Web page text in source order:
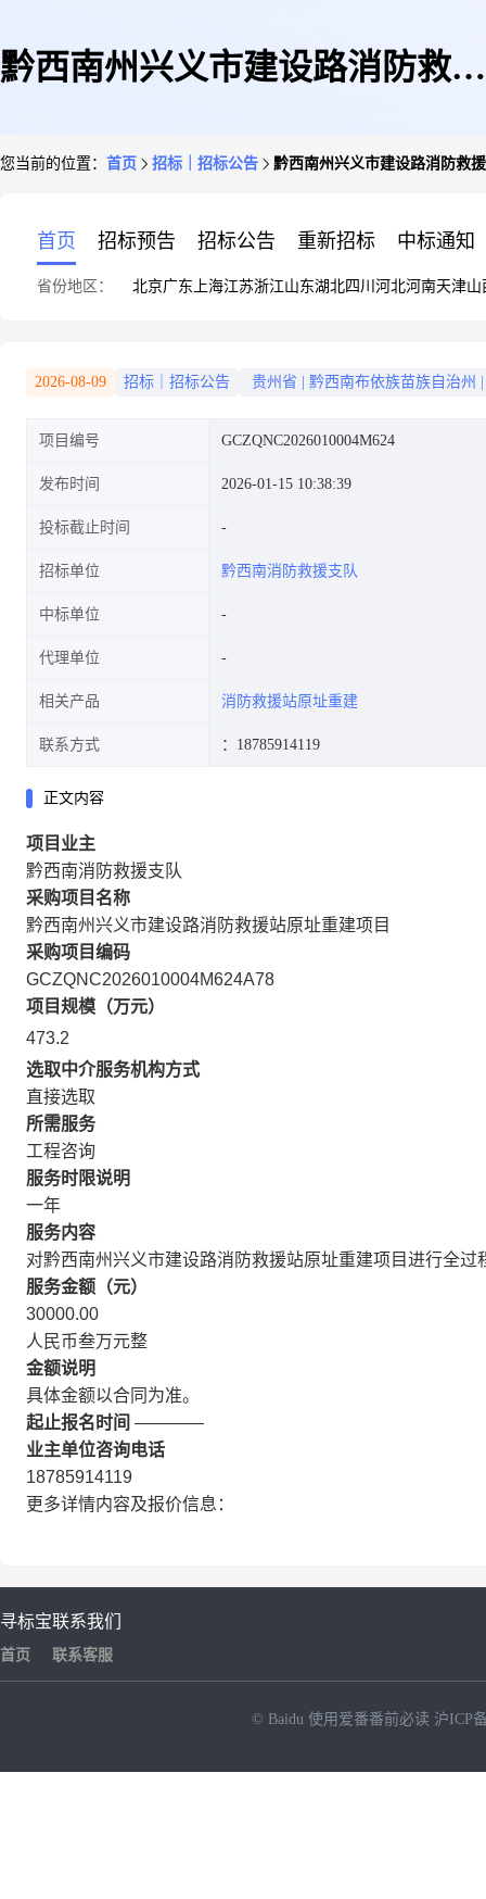
黔西南州兴义市建设路消防救援
您当前的位置： 首页 招标｜招标公告 黔西南州兴义市建设路消防救
首页 招标预告 招标公告 重新招标 中标通知
省份地区： 北京广东 上海江苏浙江山东湖北四川 河北河南天津山
2026-08-09 招标｜招标公告 贵州省 黔西南布依族苗族自治州
项目编号 GCZQNC2026010004M624
发布时间 2026-01-15 10:38:39
投标截止时间
招标单位 黔西南消防救援支队
中标单位
代理单位
相关产品 消防救援站原址重建
联系方式 ：18785914119
正文内容
项目业主
黔西南消防救援支队
采购项目名称
黔西南州兴义市建设路消防救援站原址重建项目
采购项目编码
GCZQNC2026010004M624A78
项目规模（万元）
473.2
选取中介服务机构方式
直接选取
所需服务
工程咨询
服务时限说明
一年
服务内容
对黔西南州兴义市建设路消防救援站原址重建项目进行全过
服务金额（元）
30000.00
人民币叁万元整
金额说明
具体金额以合同为准。
起止报名时间 ————
业主单位咨询电话
18785914119
更多详情内容及报价信息：
寻标宝
首页
联系我们
联系客服
© Baidu 使用爱番番前必读 沪ICP